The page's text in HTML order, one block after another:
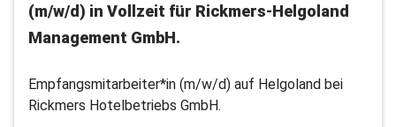
(m/w/d) in Vollzeit für Rickmers-Helgoland
Management GmbH.
Empfangsmitarbeiter*in (m/w/d) auf Helgoland bei
Rickmers Hotelbetriebs GmbH.